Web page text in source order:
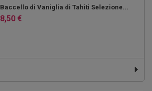
Baccello di Vaniglia di Tahiti Selezione...
8,50 €